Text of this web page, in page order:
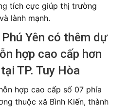
tích cực giúp thị trường
lành mạnh.
Yên có thêm dự
hợp cao cấp hơn
TP. Tuy Hòa
hợp cao cấp số 07 phía
thuộc xã Bình Kiến, thành